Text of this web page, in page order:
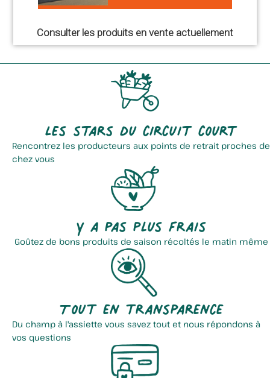
Consulter les produits en vente actuellement
Les stars du circuit court
Rencontrez les producteurs aux points de retrait proches de
chez vous
Y a pas plus frais
Goûtez de bons produits de saison récoltés le matin même
Tout en transparence
Du champ à l'assiette vous savez tout et nous répondons à
vos questions